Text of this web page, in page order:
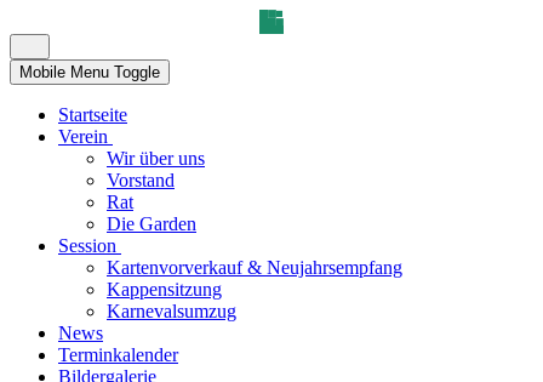
Mobile Menu Toggle
Startseite
Verein
Wir über uns
Vorstand
Rat
Die Garden
Session
Kartenvorverkauf & Neujahrsempfang
Kappensitzung
Karnevalsumzug
News
Terminkalender
Bildergalerie